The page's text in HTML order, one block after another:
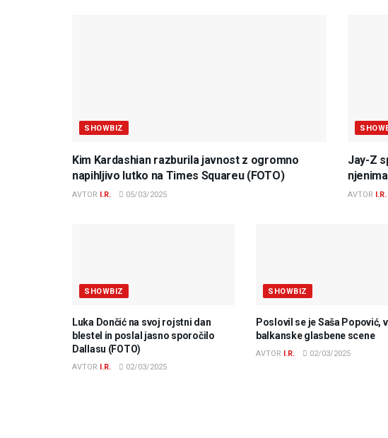
SHOWBIZ
Kim Kardashian razburila javnost z ogromno
napihljivo lutko na Times Squareu (FOTO)
AVTOR I.R. 05/03/2025
Jay-Z
AVTOR I.R.
SHOWBIZ
Luka Dončić na svoj rojstni dan
blestel in poslal jasno sporočilo
Dallasu (FOTO)
AVTOR I.R. 02/03/2025
SHOWBIZ
Poslovil se je Saša Popović,
balkanske glasbene scene
AVTOR I.R. 02/03/2025